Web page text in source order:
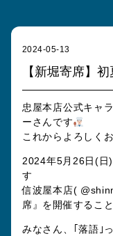
2024-05-13
【新堀寄席】
忠屋本店公式キャ
ーさんです
これからよろしく
2024年5月26日(日
す
信波屋本店(
席』を開催するこ
みなさん、｢落語｣